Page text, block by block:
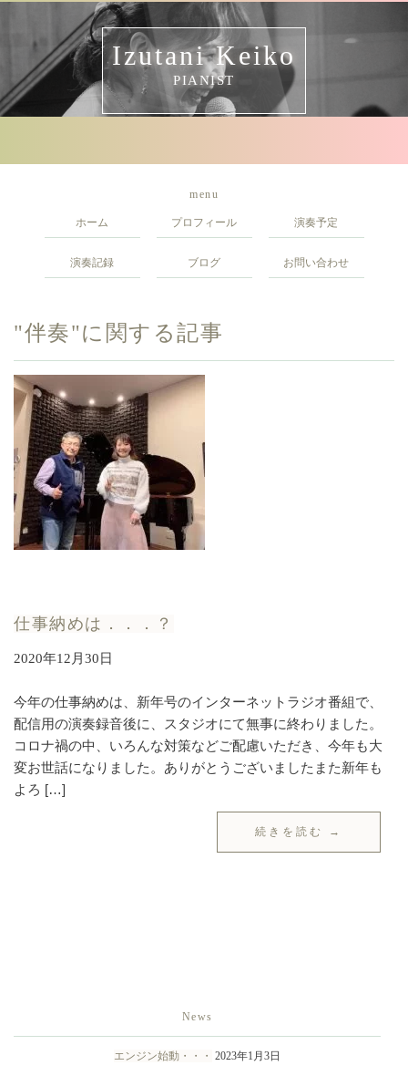
Izutani Keiko
PIANIST
menu
ホーム プロフィール 演奏予定
演奏記録 ブログ お問い合わせ
"伴奏"に関する記事
仕事納めは．．．？
2020年12月30日
今年の仕事納めは、新年号のインターネットラジオ番組で、
配信用の演奏録音後に、スタジオにて無事に終わりました。
コロナ禍の中、いろんな対策などご配慮いただき、今年も大
変お世話になりました。ありがとうございましたまた新年も
よろ […]
続きを読む →
News
エンジン始動・・・ 2023年1月3日